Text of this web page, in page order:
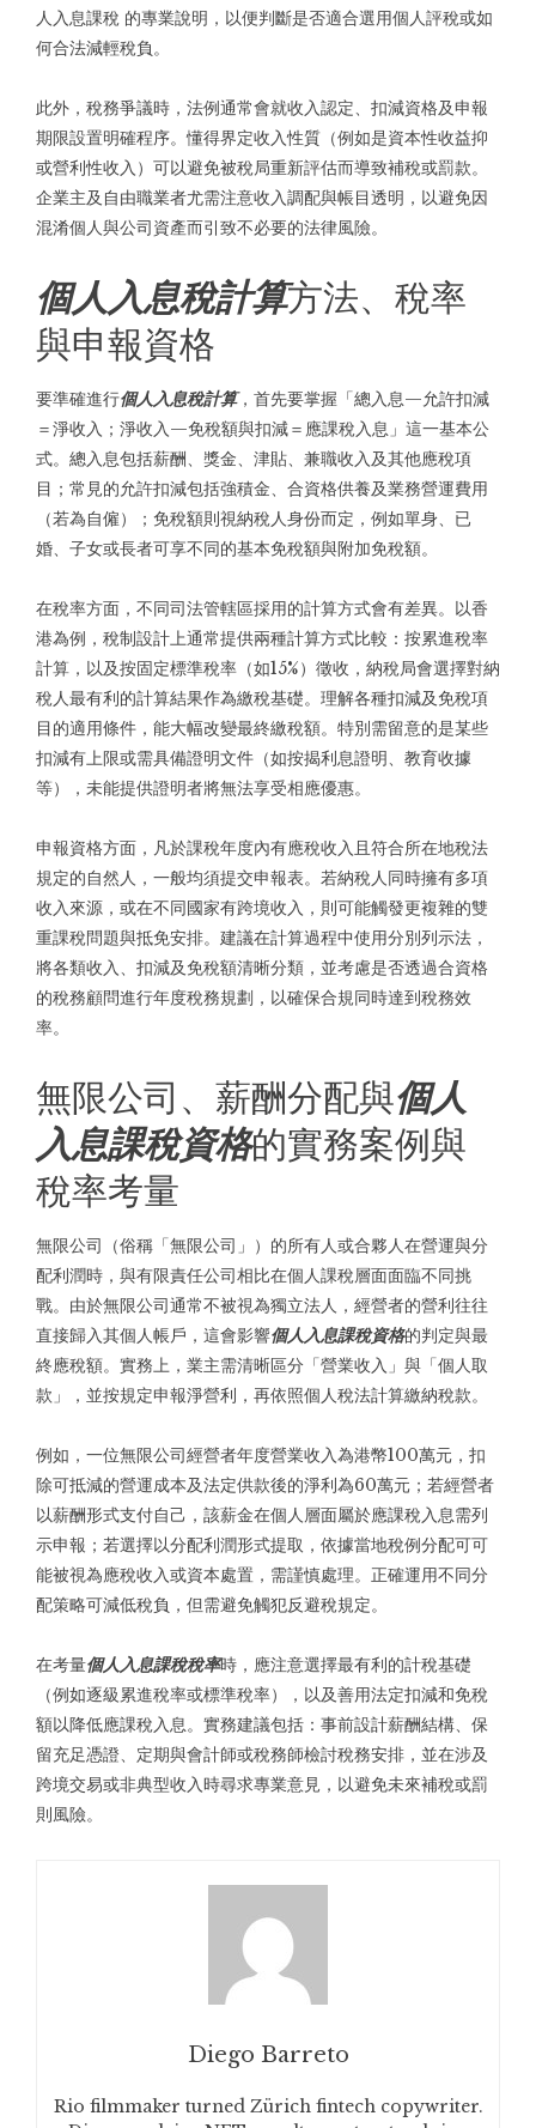
人入息課稅 的專業說明，以便判斷是否適合選用個人評稅或如
何合法減輕稅負。
此外，稅務爭議時，法例通常會就收入認定、扣減資格及申報
期限設置明確程序。懂得界定收入性質（例如是資本性收益抑
或營利性收入）可以避免被稅局重新評估而導致補稅或罰款。
企業主及自由職業者尤需注意收入調配與帳目透明，以避免因
混淆個人與公司資產而引致不必要的法律風險。
個人入息稅計算方法、稅率
與申報資格
要準確進行個人入息稅計算，首先要掌握「總入息—允許扣減
＝淨收入；淨收入—免稅額與扣減＝應課稅入息」這一基本公
式。總入息包括薪酬、獎金、津貼、兼職收入及其他應稅項
目；常見的允許扣減包括強積金、合資格供養及業務營運費用
（若為自僱）；免稅額則視納稅人身份而定，例如單身、已
婚、子女或長者可享不同的基本免稅額與附加免稅額。
在稅率方面，不同司法管轄區採用的計算方式會有差異。以香
港為例，稅制設計上通常提供兩種計算方式比較：按累進稅率
計算，以及按固定標準稅率（如15%）徵收，納稅局會選擇對納
稅人最有利的計算結果作為繳稅基礎。理解各種扣減及免稅項
目的適用條件，能大幅改變最終繳稅額。特別需留意的是某些
扣減有上限或需具備證明文件（如按揭利息證明、教育收據
等），未能提供證明者將無法享受相應優惠。
申報資格方面，凡於課稅年度內有應稅收入且符合所在地稅法
規定的自然人，一般均須提交申報表。若納稅人同時擁有多項
收入來源，或在不同國家有跨境收入，則可能觸發更複雜的雙
重課稅問題與抵免安排。建議在計算過程中使用分別列示法，
將各類收入、扣減及免稅額清晰分類，並考慮是否透過合資格
的稅務顧問進行年度稅務規劃，以確保合規同時達到稅務效
率。
無限公司、薪酬分配與個人
入息課稅資格的實務案例與
稅率考量
無限公司（俗稱「無限公司」）的所有人或合夥人在營運與分
配利潤時，與有限責任公司相比在個人課稅層面面臨不同挑
戰。由於無限公司通常不被視為獨立法人，經營者的營利往往
直接歸入其個人帳戶，這會影響個人入息課稅資格的判定與最
終應稅額。實務上，業主需清晰區分「營業收入」與「個人取
款」，並按規定申報淨營利，再依照個人稅法計算繳納稅款。
例如，一位無限公司經營者年度營業收入為港幣100萬元，扣
除可抵減的營運成本及法定供款後的淨利為60萬元；若經營者
以薪酬形式支付自己，該薪金在個人層面屬於應課稅入息需列
示申報；若選擇以分配利潤形式提取，依據當地稅例分配可可
能被視為應稅收入或資本處置，需謹慎處理。正確運用不同分
配策略可減低稅負，但需避免觸犯反避稅規定。
在考量個人入息課稅稅率時，應注意選擇最有利的計稅基礎
（例如逐級累進稅率或標準稅率），以及善用法定扣減和免稅
額以降低應課稅入息。實務建議包括：事前設計薪酬結構、保
留充足憑證、定期與會計師或稅務師檢討稅務安排，並在涉及
跨境交易或非典型收入時尋求專業意見，以避免未來補稅或罰
則風險。
Diego Barreto
Rio filmmaker turned Zürich fintech copywriter.